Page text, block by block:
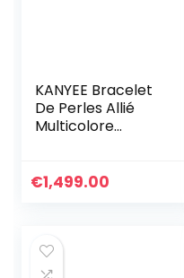
KANYEE Bracelet
De Perles Allié
Multicolore
Fait A La Main pour
€1,499.00